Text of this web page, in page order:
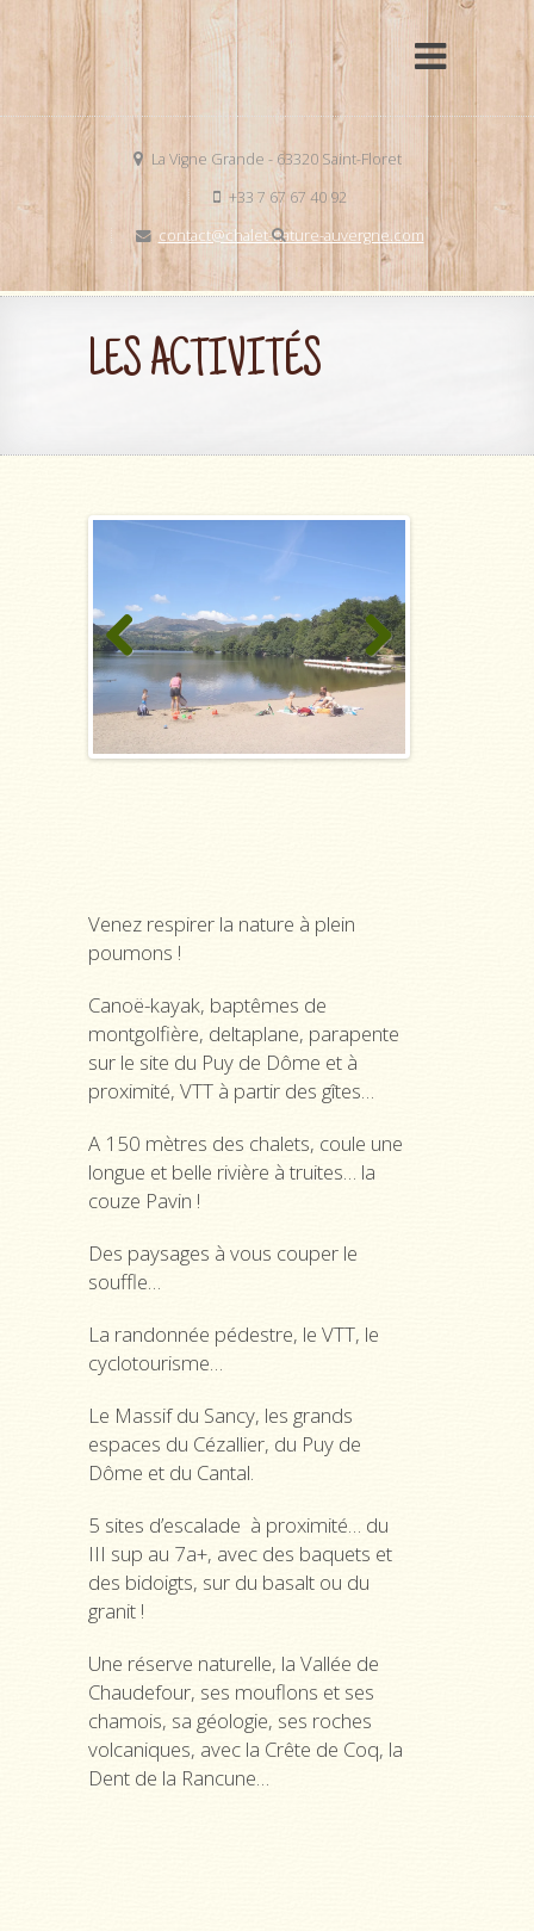
La Vigne Grande - 63320 Saint-Floret
+33 7 67 67 40 92
contact@chalet-nature-auvergne.com
LES ACTIVITÉS
Previous Next
Venez respirer la nature à plein
poumons !
Canoë-kayak, baptêmes de
montgolfière, deltaplane, parapente
sur le site du Puy de Dôme et à
proximité, VTT à partir des gîtes…
A 150 mètres des chalets, coule une
longue et belle rivière à truites… la
couze Pavin !
Des paysages à vous couper le
souffle…
La randonnée pédestre, le VTT, le
cyclotourisme…
Le Massif du Sancy, les grands
espaces du Cézallier, du Puy de
Dôme et du Cantal.
5 sites d’escalade à proximité… du
III sup au 7a+, avec des baquets et
des bidoigts, sur du basalt ou du
granit !
Une réserve naturelle, la Vallée de
Chaudefour, ses mouflons et ses
chamois, sa géologie, ses roches
volcaniques, avec la Crête de Coq, la
Dent de la Rancune…